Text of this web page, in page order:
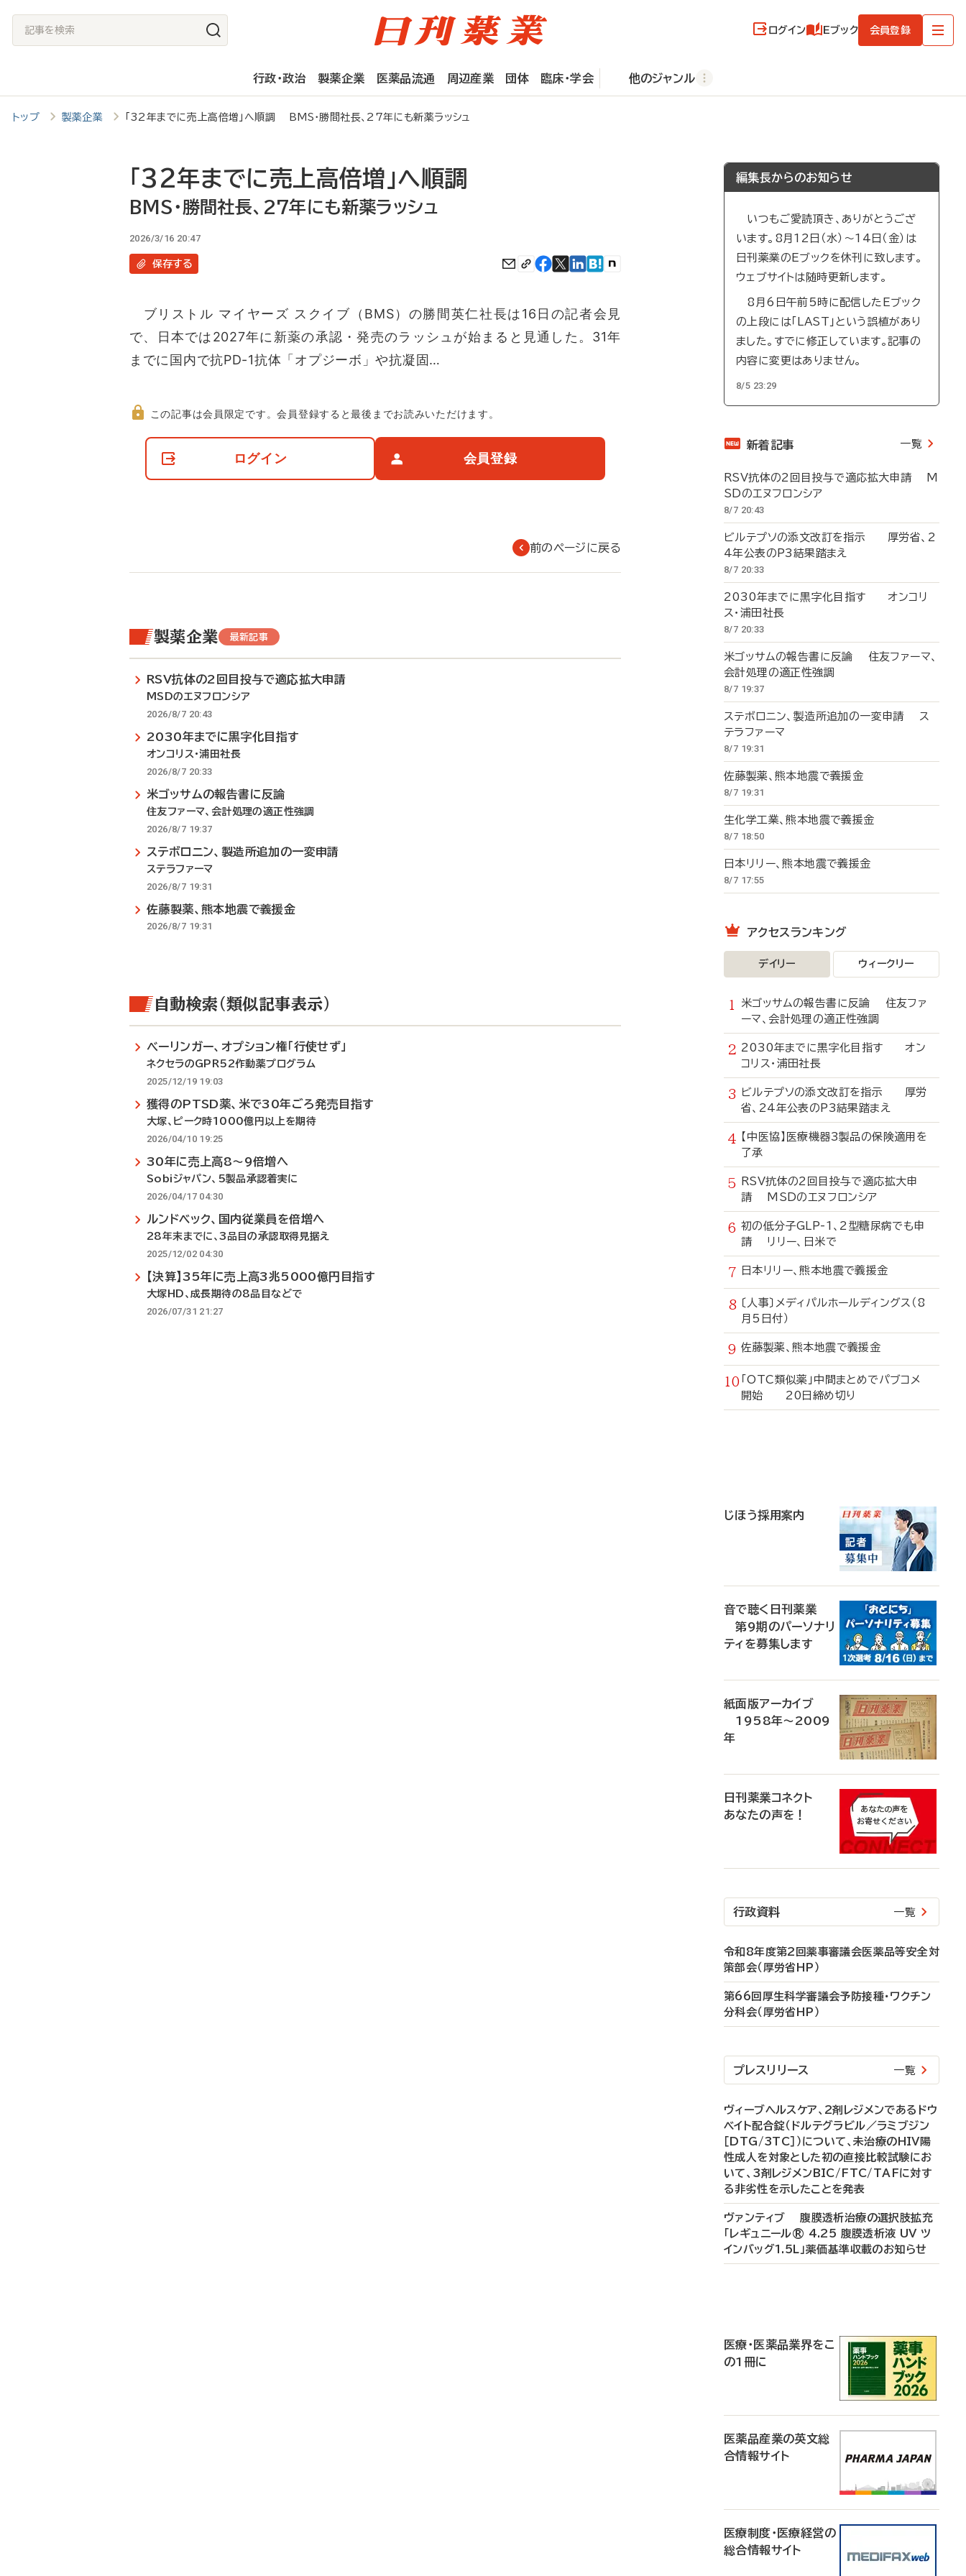
記
事
検
索
ログイン Eブック 会員登録
行政・政治 製薬企業 医薬品流通 周辺産業 団体 臨床・学会 他のジャンル
トップ 製薬企業 「32年までに売上高倍増」へ順調 BMS・勝間社長、27年にも新薬ラッシュ
「32年までに売上高倍増」へ順調
BMS・勝間社長、27年にも新薬ラッシュ
2026/3/16 20:47
保存する
ブリストル マイヤーズ スクイブ（BMS）の勝間英仁社長は16日の記者会見
で、日本では2027年に新薬の承認・発売のラッシュが始まると見通した。31年
までに国内で抗PD-1抗体「オプジーボ」や抗凝固…
て
この記事は会員限定です。会員登録すると最後までお読みいただけます。
ログイン 会員登録
前のページに戻る
製薬企業 最新記事
RSV抗体の2回目投与で適応拡大申請
MSDのエヌフロンシア
2026/8/7 20:43
2030年までに黒字化目指す
オンコリス・浦田社長
2026/8/7 20:33
米ゴッサムの報告書に反論
住友ファーマ、会計処理の適正性強調
2026/8/7 19:37
ステボロニン、製造所追加の一変申請
ステラファーマ
2026/8/7 19:31
佐藤製薬、熊本地震で義援金
2026/8/7 19:31
自動検索（類似記事表示）
べーリンガー、オプション権「行使せず」
ネクセラのGPR52作動薬プログラム
2025/12/19 19:03
獲得のPTSD薬、米で30年ごろ発売目指す
大塚、ピーク時1000億円以上を期待
2026/04/10 19:25
30年に売上高8～9倍増へ
Sobiジャパン、5製品承認着実に
2026/04/17 04:30
ルンドベック、国内従業員を倍増へ
28年末までに、3品目の承認取得見据え
2025/12/02 04:30
【決算】35年に売上高3兆5000億円目指す
大塚HD、成長期待の8品目などで
2026/07/31 21:27
編集長からのお知らせ
いつもご愛読頂き、ありがとうござ
います。8月12日（水）～14日（金）は
日刊薬業のEブックを休刊に致します。
ウェブサイトは随時更新します。
8月6日午前5時に配信したEブック
の上段には「LAST」という誤植があり
ました。すでに修正しています。記事の
内容に変更はありません。
8/5 23:29
新着記事 一覧
RSV抗体の2回目投与で適応拡大申請 M
SDのエヌフロンシア
8/7 20:43
ビルテプソの添文改訂を指示 厚労省、2
4年公表のP3結果踏まえ
8/7 20:33
2030年までに黒字化目指す オンコリ
ス・浦田社長
8/7 20:33
米ゴッサムの報告書に反論 住友ファーマ、
会計処理の適正性強調
8/7 19:37
ステボロニン、製造所追加の一変申請 ス
テラファーマ
8/7 19:31
佐藤製薬、熊本地震で義援金
8/7 19:31
生化学工業、熊本地震で義援金
8/7 18:50
日本リリー、熊本地震で義援金
8/7 17:55
アクセスランキング
デイリー ウィークリー
米ゴッサムの報告書に反論 住友ファ
ーマ、会計処理の適正性強調
2030年までに黒字化目指す オン
コリス・浦田社長
ビルテプソの添文改訂を指示 厚労
省、24年公表のP3結果踏まえ
【中医協】医療機器3製品の保険適用を
了承
RSV抗体の2回目投与で適応拡大申
請 MSDのエヌフロンシア
初の低分子GLP-1、2型糖尿病でも申
請 リリー、日米で
日本リリー、熊本地震で義援金
〔人事〕メディパルホールディングス（8
月5日付）
佐藤製薬、熊本地震で義援金
「OTC類似薬」中間まとめでパブコメ
開始 20日締め切り
じほう採用案内
音で聴く日刊薬業
第9期のパーソナリ
ティを募集します
紙面版アーカイブ
1958年～2009
年
日刊薬業コネクト
あなたの声を！
行政資料 一覧
令和8年度第2回薬事審議会医薬品等安全対
策部会（厚労省HP）
第66回厚生科学審議会予防接種・ワクチン
分科会（厚労省HP）
プレスリリース 一覧
ヴィーブヘルスケア、2剤レジメンであるドウ
ベイト配合錠（ドルテグラビル／ラミブジン
［DTG/3TC］）について、未治療のHIV陽
性成人を対象とした初の直接比較試験にお
いて、3剤レジメンBIC/FTC/TAFに対す
る非劣性を示したことを発表
ヴァンティブ 腹膜透析治療の選択肢拡充
「レギュニール® 4.25 腹膜透析液 UV ツ
インバッグ1.5L」薬価基準収載のお知らせ
医療・医薬品業界をこ
の1冊に
医薬品産業の英文総
合情報サイト
医療制度・医療経営の
総合情報サイト